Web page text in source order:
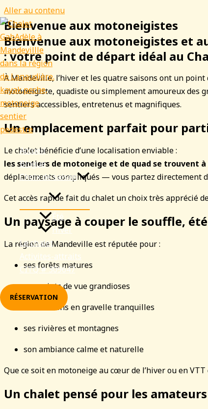
Aller au contenu
Accueil
Blogue
Choix de saison
Été
Hiver
Le chalet
Activites-attraits
CITQ # 309647
RÉSERVATION
Bienvenue aux motoneigistes
Bienvenue aux motoneigistes et
: votre point de départ idéal au
À Mandeville, l’hiver et les quatre saisons ont un
motoneigiste, quadiste ou simplement amoureux des
sentiers accessibles, entretenus et magnifiques.
Un emplacement parfait pour
Le chalet bénéficie d’une localisation enviable :
les sentiers de motoneige et de quad se trouvent
déplacements compliqués — vous partez directement
Cet accès rapide fait du chalet un choix très apprécié
Un paysage à couper le souffle,
La région de Mandeville est réputée pour :
ses forêts matures
ses points de vue grandioses
ses chemins en gravelle tranquilles
ses rivières et montagnes
son ambiance calme et naturelle
Que ce soit en motoneige au cœur de l’hiver ou en
Un chalet pensé pour les